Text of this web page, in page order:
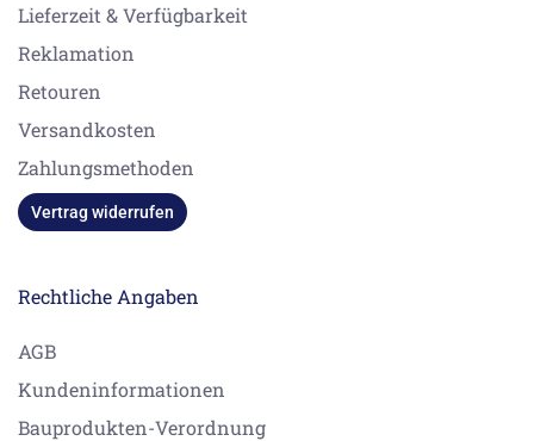
Lieferzeit & Verfügbarkeit
Reklamation
Retouren
Versandkosten
Zahlungsmethoden
Vertrag widerrufen
Rechtliche Angaben
AGB
Kundeninformationen
Bauprodukten-Verordnung